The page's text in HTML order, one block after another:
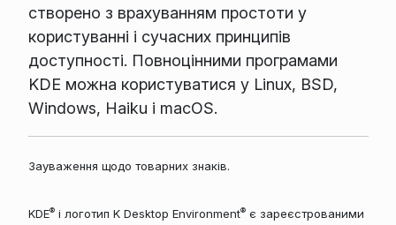
створено з врахуванням простоти у
користуванні і сучасних принципів
доступності. Повноцінними програмами
KDE можна користуватися у Linux, BSD,
Windows, Haiku і macOS.
Зауваження щодо товарних знаків.
KDE®і логотип K Desktop Environment®є зареєстрованими